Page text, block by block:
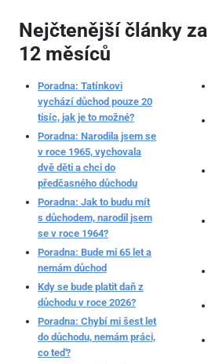
Nejčtenější články
12 měsíců
Poradna: Tatínkovi
vychází důchod pouze 20
tisíc, jak je to možné?
Poradna: Narodila jsem se
v roce 1965, vychovala
dvě děti a chci do
předčasného důchodu
Poradna: Jak to budu mít
s důchodem, narodil jsem
se v roce 1964?
Poradna: Bude mi 65 let a
nemám důchod
Kdy se bude platit daň z
důchodu v roce 2026?
Poradna: Chybí mi šest let
do důchodu, nemám práci,
co teď?